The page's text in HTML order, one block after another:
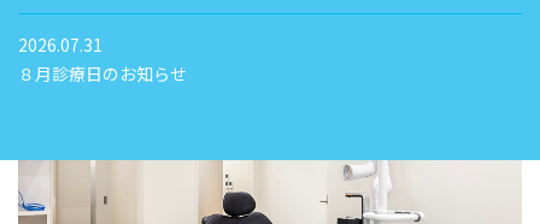
2026.07.31
８月診療日のお知らせ